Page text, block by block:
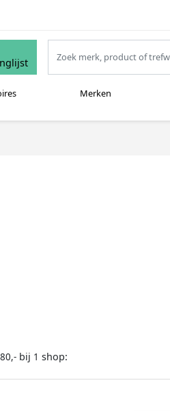
Merken
bij 1 shop: